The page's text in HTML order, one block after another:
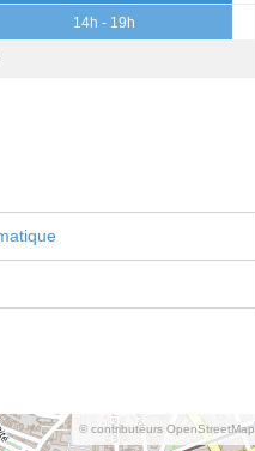
14h - 19h
© contributeurs OpenStreetMap